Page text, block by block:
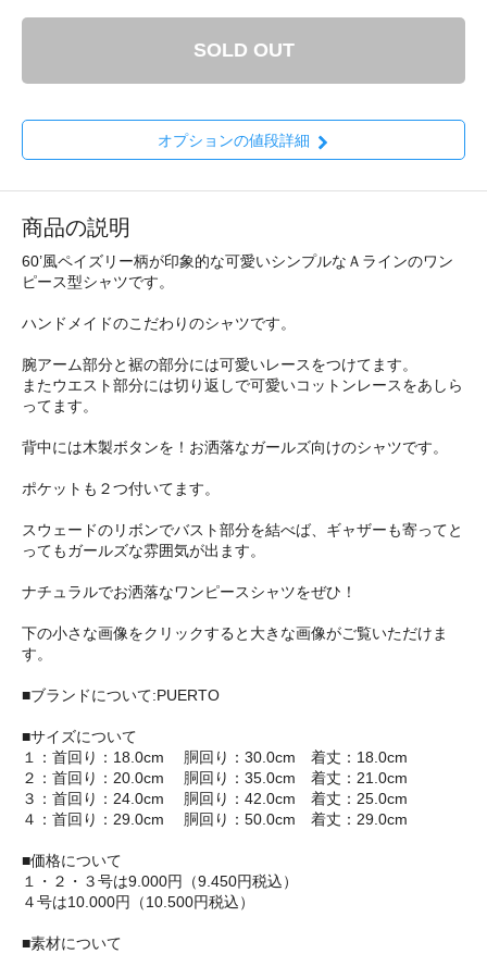
SOLD OUT
オプションの値段詳細
商品の説明
60’風ペイズリー柄が印象的な可愛いシンプルなＡラインのワン
ピース型シャツです。
ハンドメイドのこだわりのシャツです。
腕アーム部分と裾の部分には可愛いレースをつけてます。
またウエスト部分には切り返しで可愛いコットンレースをあしら
ってます。
背中には木製ボタンを！お洒落なガールズ向けのシャツです。
ポケットも２つ付いてます。
スウェードのリボンでバスト部分を結べば、ギャザーも寄ってと
ってもガールズな雰囲気が出ます。
ナチュラルでお洒落なワンピースシャツをぜひ！
下の小さな画像をクリックすると大きな画像がご覧いただけま
す。
■ブランドについて:PUERTO
■サイズについて
１：首回り：18.0cm 胴回り：30.0cm 着丈：18.0cm
２：首回り：20.0cm 胴回り：35.0cm 着丈：21.0cm
３：首回り：24.0cm 胴回り：42.0cm 着丈：25.0cm
４：首回り：29.0cm 胴回り：50.0cm 着丈：29.0cm
■価格について
１・２・３号は9.000円（9.450円税込）
４号は10.000円（10.500円税込）
■素材について